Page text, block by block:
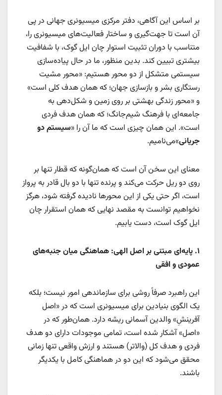
بر اساس این آگاهی، دفتر مرکزی میسیونری جهانی در پی
آن است تا جهت‌گیری و ساختار فعالیت‌های میسیونری را،
متناسب با دوران تثبیت استوار چان ایل گوک، با شفافیت
بیشتری تبیین کند. بدین منظور، ما در حال پیاده‌سازی
سیستمی متشکل از دو محور هستیم: «محور مشیت
رستگاری بشر و بازسازی جهان؛ که همان هدف کلی است»
و «محور زندگی بهشتی بر روی زمین و شکل‌دهی به
جامعه‌ای با فرهنگ شیم‌جانگ؛ که همان هدف فردی
است». این همان چیزی است که ما آن را «سیستم دو
جریانی»می‌نامیم.
معنای این سخن آن است که همان‌گونه که قطار تنها بر
روی دو ریل حرکت می‌کند و پرنده تنها با دو بال قادر به پرواز
است، اگر حتی یکی از این محورها نادیده گرفته شود، هرگز
نخواهیم توانست به مقصد نهایی که همان استقرار چان
ایل گوک است، دست یابیم.
۱. پایه‌ای مبتنی بر اصل الهی: هماهنگی میان جنبه‌های
عمودی و افقی
این راهبرد صرفاً روشی برای سازماندهی امور نیست؛ بلکه
یک الگوی بنیادین برای میسیونری است که در «اصل
آفرینشِ» والدین آسمانی ریشه دارد. همان‌طور که در
«اصل» آشکار شده است، تمامی موجودات دارای دو هدف
فردی و هدف کل (والاتر) هستند و ارزش واقعی تنها زمانی
محقق می‌شود که این دو در هماهنگی کامل با یکدیگر
باشند.